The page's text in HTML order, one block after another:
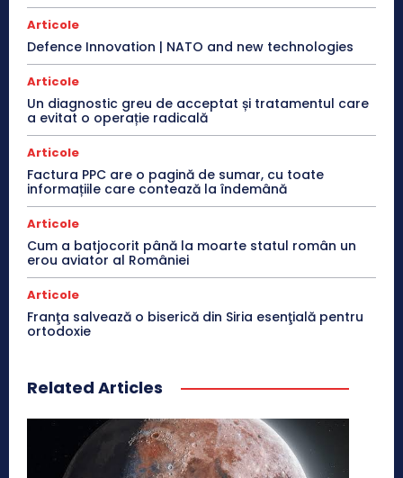
Articole
Defence Innovation | NATO and new technologies
Articole
Un diagnostic greu de acceptat și tratamentul care
a evitat o operație radicală
Articole
Factura PPC are o pagină de sumar, cu toate
informațiile care contează la îndemână
Articole
Cum a batjocorit până la moarte statul român un
erou aviator al României
Articole
Franţa salvează o biserică din Siria esenţială pentru
ortodoxie
Related Articles